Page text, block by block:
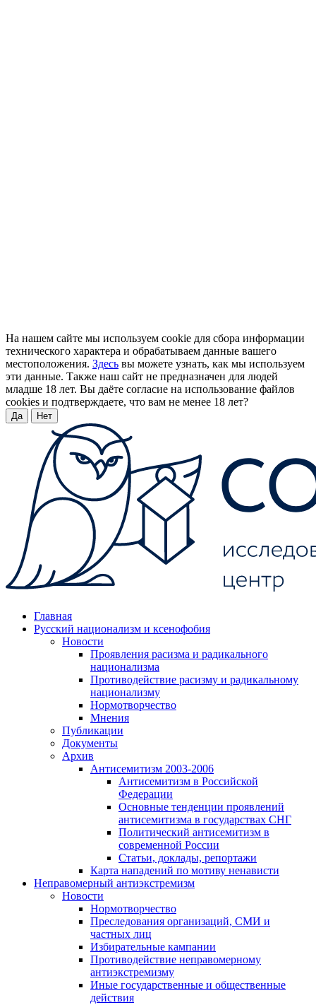
На нашем сайте мы используем cookie для сбора информации
технического характера и обрабатываем данные вашего
местоположения. Здесь вы можете узнать, как мы используем
эти данные. Также наш сайт не предназначен для людей
младше 18 лет. Вы даёте согласие на использование файлов
cookies и подтверждаете, что вам не менее 18 лет?
Да Нет
Главная
Русский национализм и ксенофобия
Новости
Проявления расизма и радикального
национализма
Противодействие расизму и радикальному
национализму
Нормотворчество
Мнения
Публикации
Документы
Архив
Антисемитизм 2003-2006
Антисемитизм в Российской
Федерации
Основные тенденции проявлений
антисемитизма в государствах СНГ
Политический антисемитизм в
современной России
Статьи, доклады, репортажи
Карта нападений по мотиву ненависти
Неправомерный антиэкстремизм
Новости
Нормотворчество
Преследования организаций, СМИ и
частных лиц
Избирательные кампании
Противодействие неправомерному
антиэкстремизму
Иные государственные и общественные
действия